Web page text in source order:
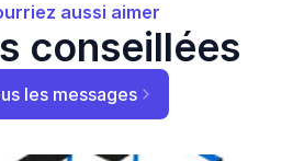
aussi aimer
conseillées
les messages